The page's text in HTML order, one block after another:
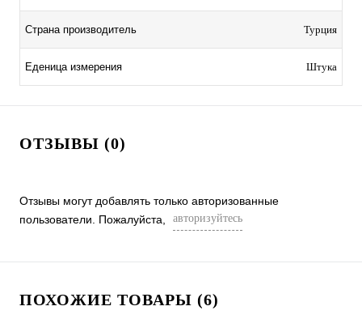
Страна производитель Турция
Еденица измерения Штука
ОТЗЫВЫ (0)
Отзывы могут добавлять только авторизованные
пользователи. Пожалуйста,
авторизуйтесь
ПОХОЖИЕ ТОВАРЫ (6)